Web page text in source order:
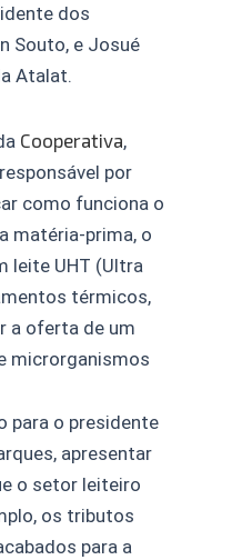
dos
Souto, e Josué
Atalat.
Cooperativa,
por
como funciona o
matéria-prima, o
leite UHT (Ultra
térmicos,
a oferta de um
microrganismos
para o presidente
apresentar
o setor leiteiro
os tributos
para a